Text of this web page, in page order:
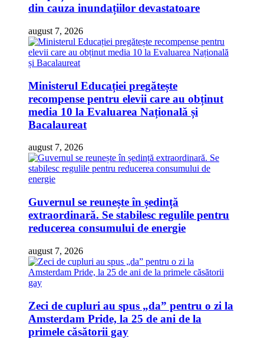
din cauza inundațiilor devastatoare
august 7, 2026
Ministerul Educației pregătește
recompense pentru elevii care au obținut
media 10 la Evaluarea Națională și
Bacalaureat
august 7, 2026
Guvernul se reunește în ședință
extraordinară. Se stabilesc regulile pentru
reducerea consumului de energie
august 7, 2026
Zeci de cupluri au spus „da” pentru o zi la
Amsterdam Pride, la 25 de ani de la
primele căsătorii gay